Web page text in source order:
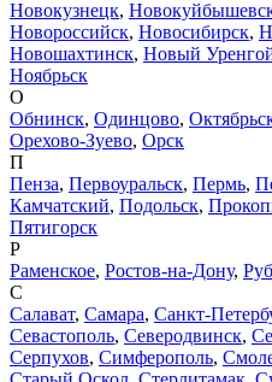
Новокузнецк,
Новороссийск, Новосибирск,
Новошахтинск, Новый
Ноябрьск
О
Обнинск, Одинцово,
Орехово-Зуево, Орск
П
Пенза, Первоуральск, Пермь,
Камчатский, Подольск,
Пятигорск
Р
Раменское, Ростов-на-Дону,
С
Салават, Самара, Санкт-
Севастополь, Северодвинск,
Серпухов, Симферополь,